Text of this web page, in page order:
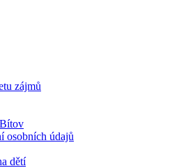
zájmů
osobních údajů
dětí